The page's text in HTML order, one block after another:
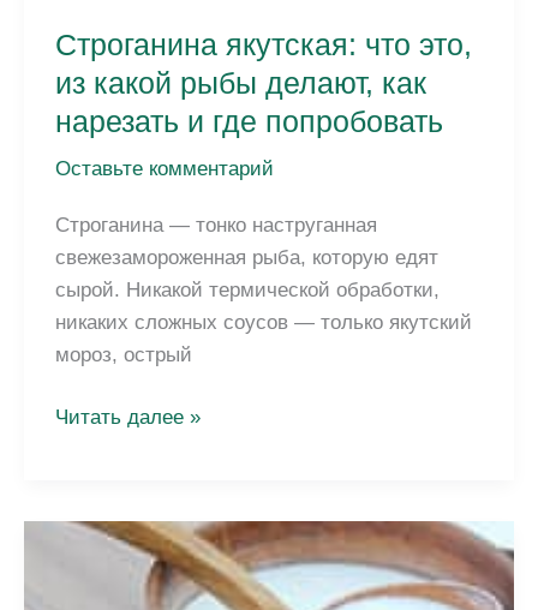
Строганина якутская: что это,
из какой рыбы делают, как
нарезать и где попробовать
Оставьте комментарий
Строганина — тонко наструганная
свежезамороженная рыба, которую едят
сырой. Никакой термической обработки,
никаких сложных соусов — только якутский
мороз, острый
Строганина
Читать далее »